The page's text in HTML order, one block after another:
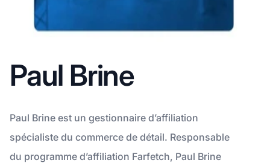
Paul Brine
Paul Brine est un gestionnaire d’affiliation
spécialiste du commerce de détail. Responsable
du programme d’affiliation Farfetch, Paul Brine